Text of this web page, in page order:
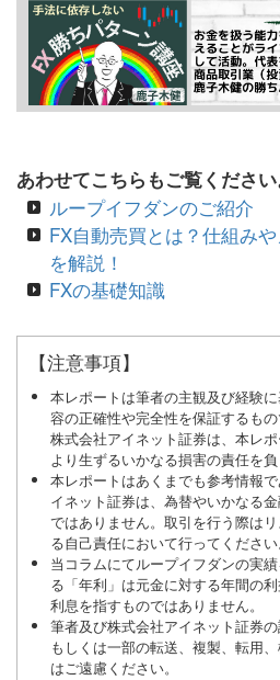
あわせてこちらもご覧ください
ループイフダンのご紹介
FX自動売買とは？仕組み
を解説！
FXの基礎知識
【注意事項】
本レポートは筆者の主観及び経験
容の正確性や完全性を保証するも
株式会社アイネット証券は、本レ
より生ずるいかなる損害の責任を負
本レポートはあくまでも参考情報
イネット証券は、為替やいかなる
ではありません。取引を行う際は
る自己責任において行ってください
当コラムにてループイフダンの実
る「年利」は元金に対する年間の
利息を指すものではありません。
筆者及び株式会社アイネット証券
もしくは一部の転送、複製、転用
はご遠慮ください。